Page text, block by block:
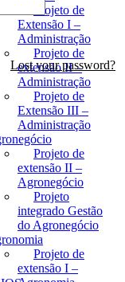
Projeto de
Extensão I –
Administração
Projeto de
extensão II –
Administração
Projeto de
Extensão III –
Administração
Projeto de
extensão II –
Agronegócio
Projeto
integrado Gestão
do Agronegócio
Projeto de
extensão I –
Lost your password?